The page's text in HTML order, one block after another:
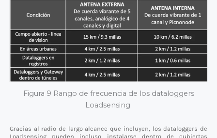
Figura 9 Rango de frecuencia de los dataloggers
Loadsensing.
Gracias al radio de largo alcance que incluyen, los dataloggers de
Loadsensing pueden incluso instalarse dentro de cubiertas